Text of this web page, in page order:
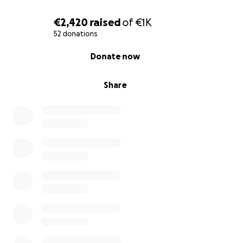
€2,420 raisedof€1K
52 donations
Share
Donate now